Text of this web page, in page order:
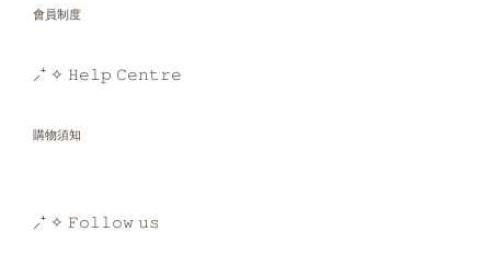
會員制度
⸝⁺ ✧ 𝙷𝚎𝚕𝚙 𝙲𝚎𝚗𝚝𝚛𝚎
購物須知
⸝⁺ ✧ 𝙵𝚘𝚕𝚕𝚘𝚠 𝚞𝚜